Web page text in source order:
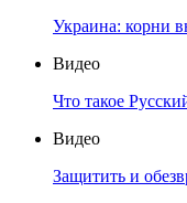
Украина: корни
Видео
Что такое
Видео
Защитить и